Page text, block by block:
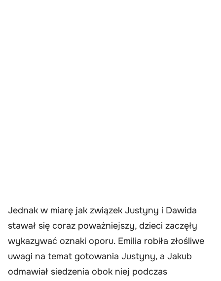
Jednak w miarę jak związek Justyny i Dawida
stawał się coraz poważniejszy, dzieci zaczęły
wykazywać oznaki oporu. Emilia robiła złośliwe
uwagi na temat gotowania Justyny, a Jakub
odmawiał siedzenia obok niej podczas